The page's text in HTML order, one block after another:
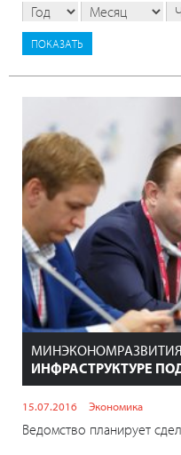
ИНФРАСТРУКТУРЕ
15.07.2016 Экономика
Ведомство планирует